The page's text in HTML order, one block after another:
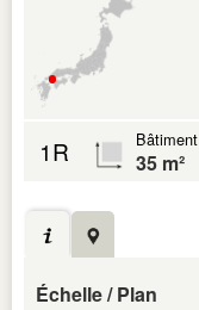
1R Bâtiment
35 m²
Échelle / Plan